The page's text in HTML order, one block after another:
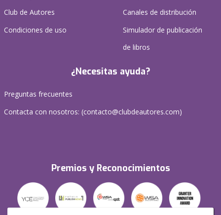
Club de Autores
Condiciones de uso
Canales de distribución
Simulador de publicación
de libros
¿Necesitas ayuda?
Preguntas frecuentes
Contacta con nosotros: (contacto@clubdeautores.com)
Premios y Reconocimientos